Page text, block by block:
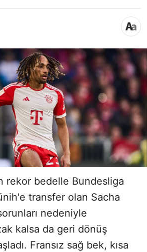
rekor bedelle Bundesliga
transfer olan Sacha
nedeniyle
kalsa da geri dönüş
Fransız sağ bek, kısa